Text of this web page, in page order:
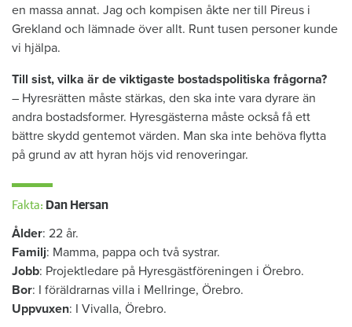
en massa annat. Jag och kompisen åkte ner till Pireus i
Grekland och lämnade över allt. Runt tusen personer kunde
vi hjälpa.
Till sist, vilka är de viktigaste bostads­politiska frågorna?
– Hyresrätten måste stärkas, den ska inte vara dyrare än
andra bostadsformer. Hyresgästerna måste också få ett
bättre skydd gentemot värden. Man ska inte behöva flytta
på grund av att hyran höjs vid renoveringar.
Fakta: Dan Hersan
Ålder: 22 år.
Familj: Mamma, pappa och två systrar.
Jobb: Projektledare på Hyresgästföreningen i Örebro.
Bor: I föräldrarnas villa i Mellringe, Örebro.
Uppvuxen: I Vivalla, Örebro.